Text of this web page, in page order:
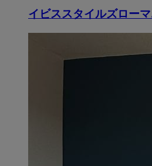
イビススタイルズロー